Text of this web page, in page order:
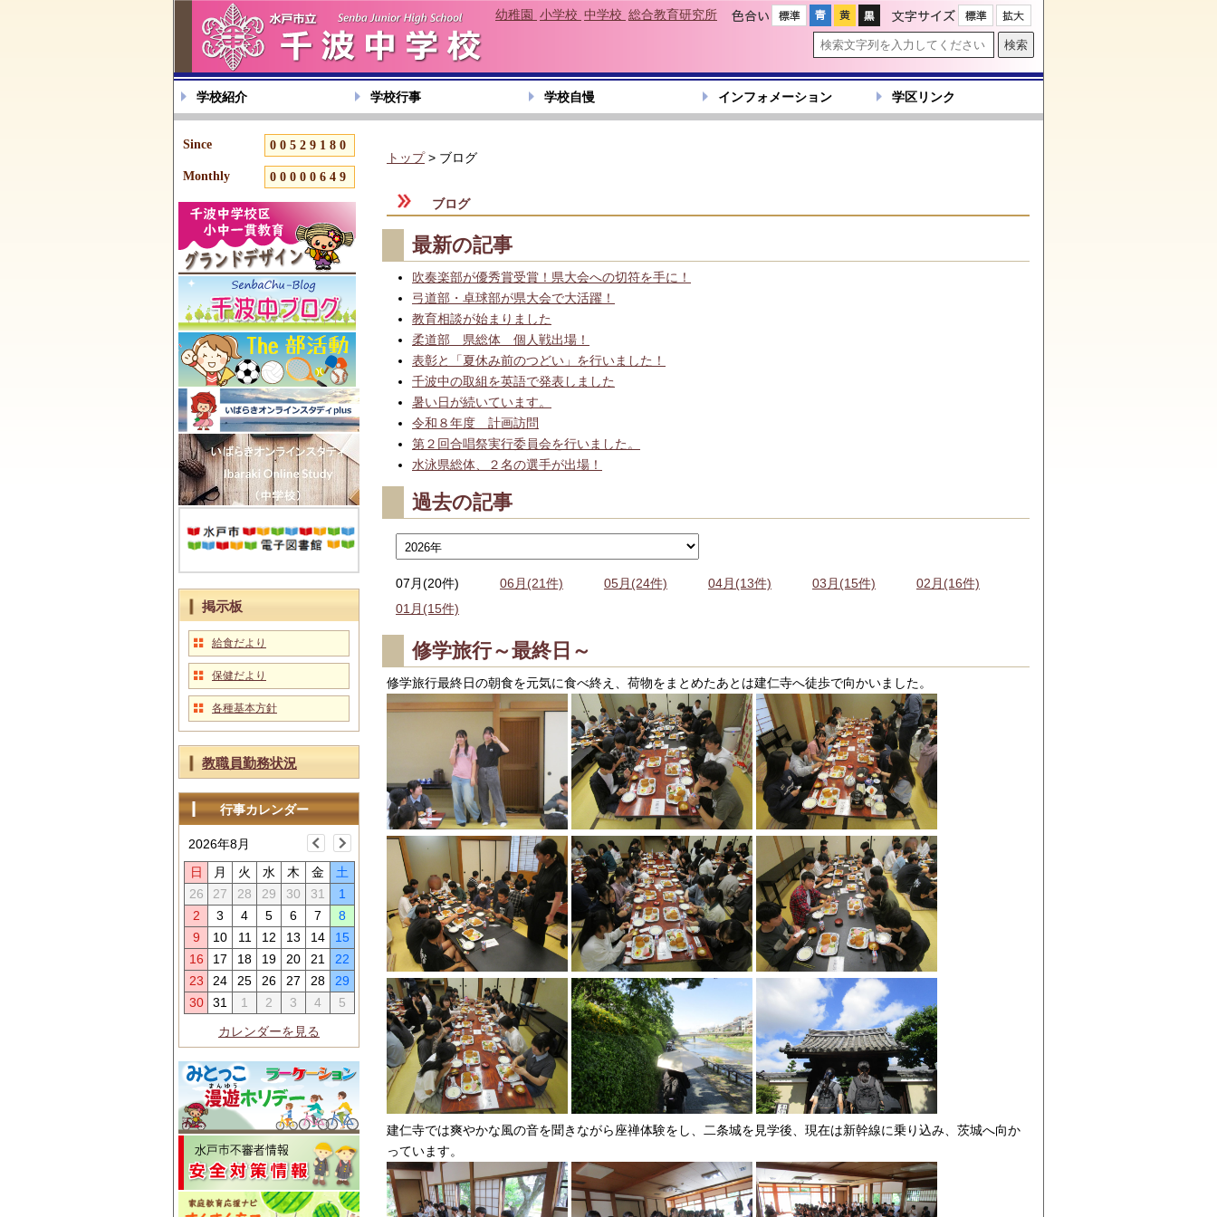
色合い 文字サイズ
幼稚園 小学校 中学校 総合教育研究所
学校紹介 学校行事 学校自慢 インフォメーション 学区リンク
Since 00529180
Monthly 00000649
掲示板
給食だより
保健だより
各種基本方針
教職員勤務状況
行事カレンダー
2026年8月
日 月 火 水 木 金
土
26
27 28 29 30 31
1
2
3 4 5 6 7
8
9
10 11 12 13 14
15
16
17 18 19 20 21
22
23
24 25 26 27 28
29
30
31 1 2 3 4
5
カレンダーを見る
トップ> ブログ
ブログ
最新の記事
吹奏楽部が優秀賞受賞！県大会への切符を手に！
弓道部・卓球部が県大会で大活躍！
教育相談が始まりました
柔道部 県総体 個人戦出場！
表彰と「夏休み前のつどい」を行いました！
千波中の取組を英語で発表しました
暑い日が続いています。
令和８年度 計画訪問
第２回合唱祭実行委員会を行いました。
水泳県総体、２名の選手が出場！
過去の記事
07月(20件) 06月(21件) 05月(24件) 04月(13件) 03月(15件)
02月(16件)
01月(15件)
修学旅行～最終日～
修学旅行最終日の朝食を元気に食べ終え、荷物をまとめたあとは建仁寺へ徒歩で向かいました。
建仁寺では爽やかな風の音を聞きながら座禅体験をし、二条城を見学後、現在は新幹線に乗り込み、茨城へ向か
っています。